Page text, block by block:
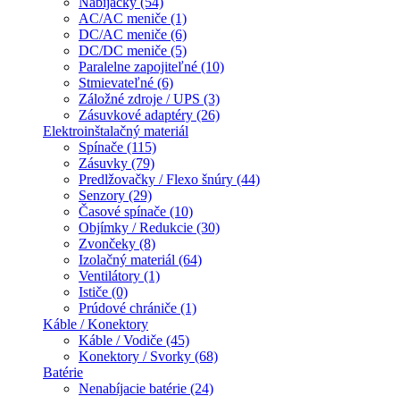
AC/AC meniče (1)
DC/AC meniče (6)
DC/DC meniče (5)
Paralelne zapojiteľné (10)
Stmievateľné (6)
Záložné zdroje / UPS (3)
Zásuvkové adaptéry (26)
Elektroinštalačný materiál
Spínače (115)
Zásuvky (79)
Predlžovačky / Flexo šnúry (44)
Senzory (29)
Časové spínače (10)
Objímky / Redukcie (30)
Zvončeky (8)
Izolačný materiál (64)
Ventilátory (1)
Ističe (0)
Prúdové chrániče (1)
Káble / Konektory
Káble / Vodiče (45)
Konektory / Svorky (68)
Batérie
Nenabíjacie batérie (24)